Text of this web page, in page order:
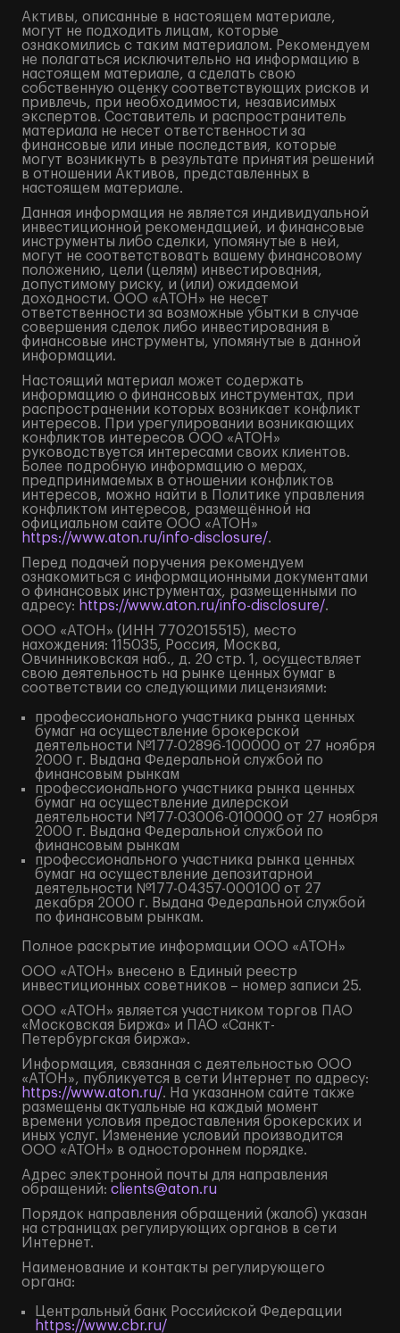
Активы, описанные в настоящем материале,
могут не подходить лицам, которые
ознакомились с таким материалом. Рекомендуем
не полагаться исключительно на информацию в
настоящем материале, а сделать свою
собственную оценку соответствующих рисков и
привлечь, при необходимости, независимых
экспертов. Составитель и распространитель
материала не несет ответственности за
финансовые или иные последствия, которые
могут возникнуть в результате принятия решений
в отношении Активов, представленных в
настоящем материале.
Данная информация не является индивидуальной
инвестиционной рекомендацией, и финансовые
инструменты либо сделки, упомянутые в ней,
могут не соответствовать вашему финансовому
положению, цели (целям) инвестирования,
допустимому риску, и (или) ожидаемой
доходности. ООО «АТОН» не несет
ответственности за возможные убытки в случае
совершения сделок либо инвестирования в
финансовые инструменты, упомянутые в данной
информации.
Настоящий материал может содержать
информацию о финансовых инструментах, при
распространении которых возникает конфликт
интересов. При урегулировании возникающих
конфликтов интересов ООО «АТОН»
руководствуется интересами своих клиентов.
Более подробную информацию о мерах,
предпринимаемых в отношении конфликтов
интересов, можно найти в Политике управления
конфликтом интересов, размещённой на
официальном сайте ООО «АТОН»
https://www.aton.ru/info-disclosure/.
Перед подачей поручения рекомендуем
ознакомиться с информационными документами
о финансовых инструментах, размещенными по
адресу: https://www.aton.ru/info-disclosure/.
ООО «АТОН» (ИНН 7702015515), место
нахождения: 115035, Россия, Москва,
Овчинниковская наб., д. 20 стр. 1, осуществляет
свою деятельность на рынке ценных бумаг в
соответствии со следующими лицензиями:
профессионального участника рынка ценных
бумаг на осуществление брокерской
деятельности №177-02896-100000 от 27 ноября
2000 г. Выдана Федеральной службой по
финансовым рынкам
профессионального участника рынка ценных
бумаг на осуществление дилерской
деятельности №177-03006-010000 от 27 ноября
2000 г. Выдана Федеральной службой по
финансовым рынкам
профессионального участника рынка ценных
бумаг на осуществление депозитарной
деятельности №177-04357-000100 от 27
декабря 2000 г. Выдана Федеральной службой
по финансовым рынкам.
Полное раскрытие информации ООО «АТОН»
ООО «АТОН» внесено в Единый реестр
инвестиционных советников – номер записи 25.
ООО «АТОН» является участником торгов ПАО
«Московская Биржа» и ПАО «Санкт-
Петербургская биржа».
Информация, связанная с деятельностью ООО
«АТОН», публикуется в сети Интернет по адресу:
https://www.aton.ru/. На указанном сайте также
размещены актуальные на каждый момент
времени условия предоставления брокерских и
иных услуг. Изменение условий производится
ООО «АТОН» в одностороннем порядке.
Адрес электронной почты для направления
обращений: clients@aton.ru
Порядок направления обращений (жалоб) указан
на страницах регулирующих органов в сети
Интернет.
Наименование и контакты регулирующего
органа:
Центральный банк Российской Федерации
https://www.cbr.ru/